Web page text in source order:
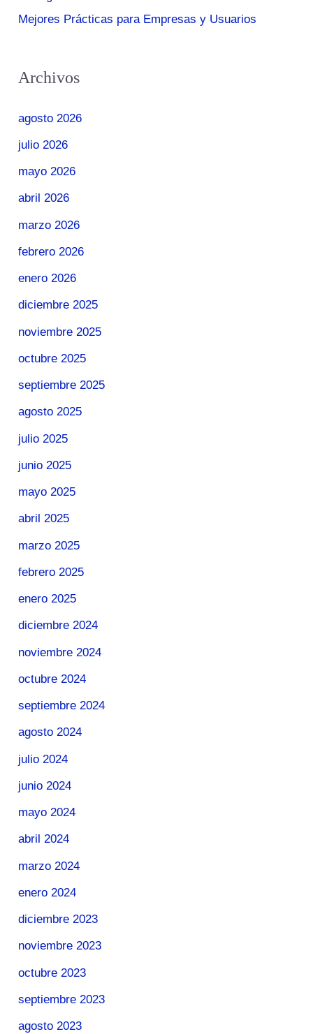
Mejores Prácticas para Empresas y Usuarios
Archivos
agosto 2026
julio 2026
mayo 2026
abril 2026
marzo 2026
febrero 2026
enero 2026
diciembre 2025
noviembre 2025
octubre 2025
septiembre 2025
agosto 2025
julio 2025
junio 2025
mayo 2025
abril 2025
marzo 2025
febrero 2025
enero 2025
diciembre 2024
noviembre 2024
octubre 2024
septiembre 2024
agosto 2024
julio 2024
junio 2024
mayo 2024
abril 2024
marzo 2024
enero 2024
diciembre 2023
noviembre 2023
octubre 2023
septiembre 2023
agosto 2023